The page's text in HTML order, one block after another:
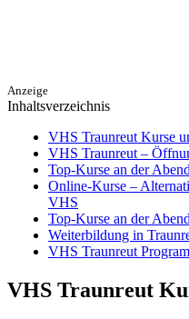
Anzeige
Inhaltsverzeichnis
VHS Traunreut Kurse
VHS Traunreut –
Top-Kurse an der
Online-Kurse –
VHS
Top-Kurse an der
Weiterbildung in
VHS Traunreut
VHS Traunreut